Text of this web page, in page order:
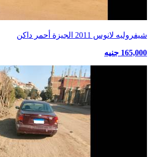
شيفروليه لانوس 2011 الجيزة أحمر داكن
165,000 جنيه